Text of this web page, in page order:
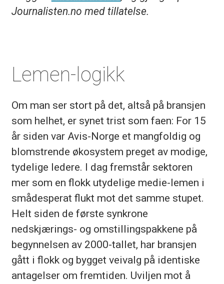
Journalisten.no med tillatelse.
Lemen-logikk
Om man ser stort på det, altså på bransjen
som helhet, er synet trist som faen: For 15
år siden var Avis-Norge et mangfoldig og
blomstrende økosystem preget av modige,
tydelige ledere. I dag fremstår sektoren
mer som en flokk utydelige medie-lemen i
smådesperat flukt mot det samme stupet.
Helt siden de første synkrone
nedskjærings- og omstillingspakkene på
begynnelsen av 2000-tallet, har bransjen
gått i flokk og bygget veivalg på identiske
antagelser om fremtiden. Uviljen mot å